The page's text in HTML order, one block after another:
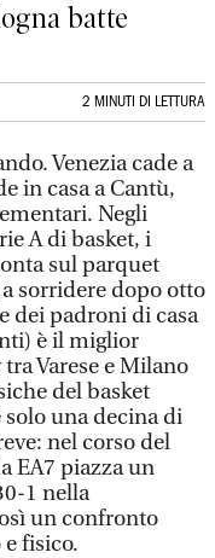
batte
2 MINUTI DI LETTURA
Venezia cade a
in casa a Cantù,
Negli
A di basket, i
sul parquet
sorridere dopo otto
dei padroni di casa
è il miglior
Varese e Milano
del basket
una decina di
nel corso del
EA7 piazza un
1 nella
un confronto
fisico.